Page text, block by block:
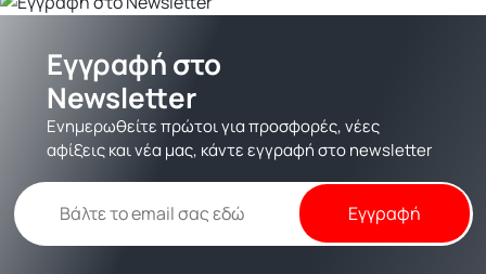
Εγγραφή στο
Newsletter
Ενημερωθείτε πρώτοι για προσφορές, νέες
αφίξεις και νέα μας, κάντε εγγραφή στο newsletter